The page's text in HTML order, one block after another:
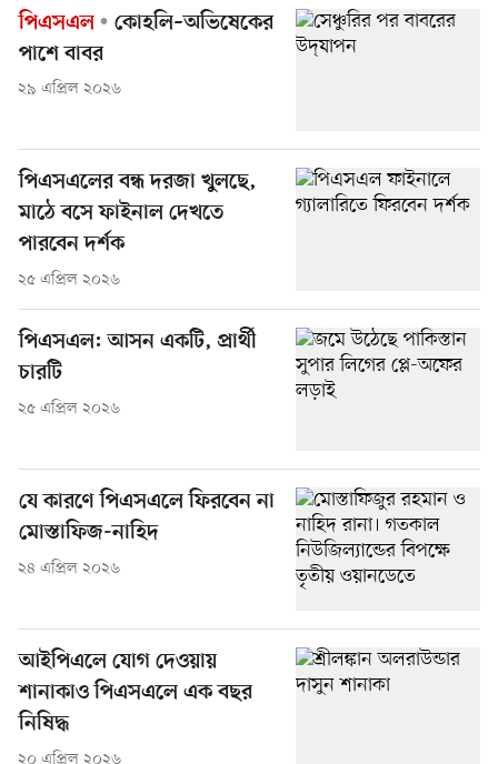
পিএসএল
কোহলি–অভিষেকের
পাশে বাবর
২৯ এপ্রিল ২০২৬
পিএসএলের বন্ধ দরজা খুলছে,
মাঠে বসে ফাইনাল দেখতে
পারবেন দর্শক
২৫ এপ্রিল ২০২৬
পিএসএল: আসন একটি, প্রার্থী
চারটি
২৫ এপ্রিল ২০২৬
যে কারণে পিএসএলে ফিরবেন না
মোস্তাফিজ-নাহিদ
২৪ এপ্রিল ২০২৬
আইপিএলে যোগ দেওয়ায়
শানাকাও পিএসএলে এক বছর
নিষিদ্ধ